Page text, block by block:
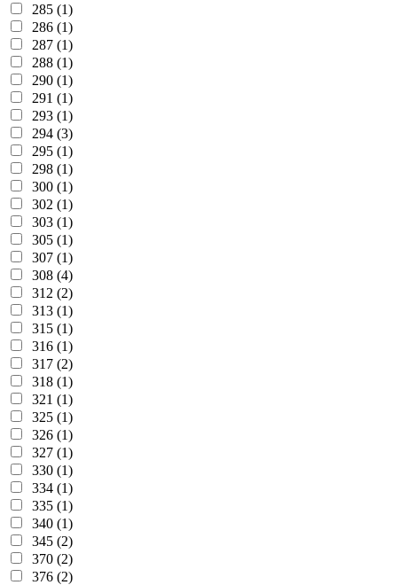
285 (1)
286 (1)
287 (1)
288 (1)
290 (1)
291 (1)
293 (1)
294 (3)
295 (1)
298 (1)
300 (1)
302 (1)
303 (1)
305 (1)
307 (1)
308 (4)
312 (2)
313 (1)
315 (1)
316 (1)
317 (2)
318 (1)
321 (1)
325 (1)
326 (1)
327 (1)
330 (1)
334 (1)
335 (1)
340 (1)
345 (2)
370 (2)
376 (2)